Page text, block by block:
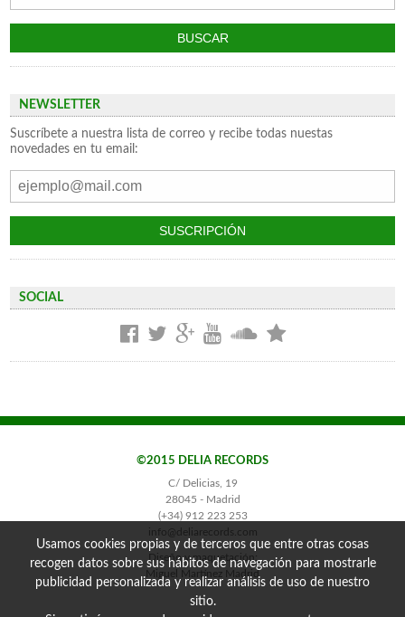
NEWSLETTER
Suscríbete a nuestra lista de correo y recibe todas nuestas
novedades en tu email:
SOCIAL
©2015 DELIA RECORDS
C/ Delicias, 19
28045 - Madrid
(+34) 912 223 253
info@deliarecords.com
Diseño y maquetación:
Miguel Martínez Madrid
Usamos cookies propias y de terceros que entre otras cosas
recogen datos sobre sus hábitos de navegación para mostrarle
publicidad personalizada y realizar análisis de uso de nuestro
sitio.